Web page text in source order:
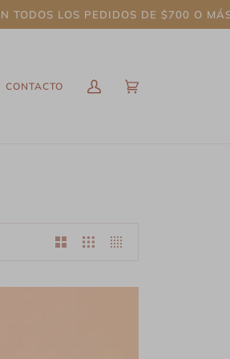
LOS PEDIDOS DE $700 O MÁS.
CONTACTO
Mi
Carrito